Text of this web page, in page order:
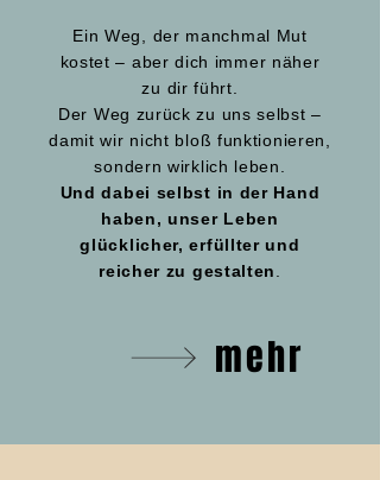
Ein Weg, der manchmal Mut
kostet – aber dich immer näher
zu dir führt.
Der Weg zurück zu uns selbst –
damit wir nicht bloß funktionieren,
sondern wirklich leben.
Und dabei selbst in der Hand
haben, unser Leben
glücklicher, erfüllter und
reicher zu gestalten
mehr